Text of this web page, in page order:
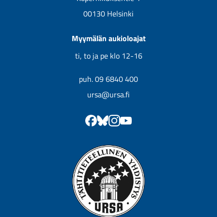
00130 Helsinki
Myymälän aukioloajat
ti, to ja pe klo 12-16
puh. 09 6840 400
ursa@ursa.fi